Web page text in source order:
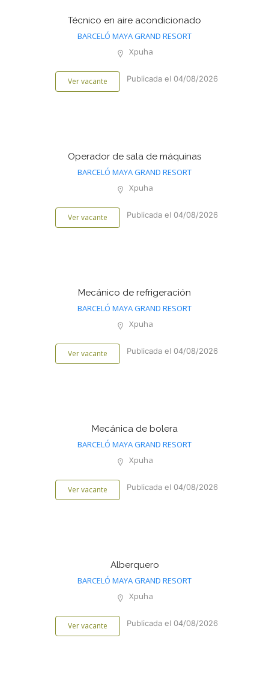
Técnico en aire acondicionado
BARCELÓ MAYA GRAND RESORT
Xpuha
Ver vacante Publicada el 04/08/2026
Operador de sala de máquinas
BARCELÓ MAYA GRAND RESORT
Xpuha
Ver vacante Publicada el 04/08/2026
Mecánico de refrigeración
BARCELÓ MAYA GRAND RESORT
Xpuha
Ver vacante Publicada el 04/08/2026
Mecánica de bolera
BARCELÓ MAYA GRAND RESORT
Xpuha
Ver vacante Publicada el 04/08/2026
Alberquero
BARCELÓ MAYA GRAND RESORT
Xpuha
Ver vacante Publicada el 04/08/2026